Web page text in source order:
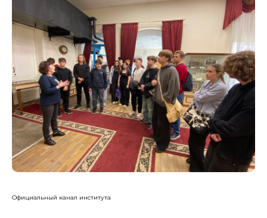
Официальный канал института